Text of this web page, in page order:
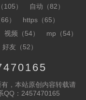
105）
自动（82）
）
https（65）
视频（54）
mp（54）
好友（52）
，本站原创内容转载请
QQ：2457470165